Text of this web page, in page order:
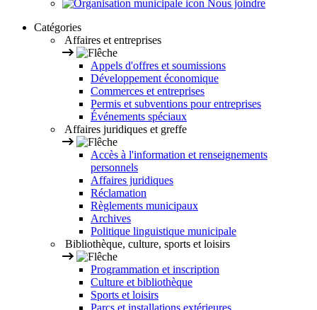
Nous joindre
Catégories
Affaires et entreprises
Appels d'offres et soumissions
Développement économique
Commerces et entreprises
Permis et subventions pour entreprises
Événements spéciaux
Affaires juridiques et greffe
Accès à l'information et renseignements
personnels
Affaires juridiques
Réclamation
Règlements municipaux
Archives
Politique linguistique municipale
Bibliothèque, culture, sports et loisirs
Programmation et inscription
Culture et bibliothèque
Sports et loisirs
Parcs et installations extérieures